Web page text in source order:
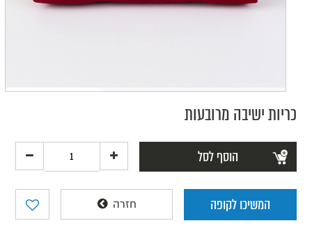
כריות ישיבה מרובעות
הוסף לסל
המשיכו לקופה חזרה